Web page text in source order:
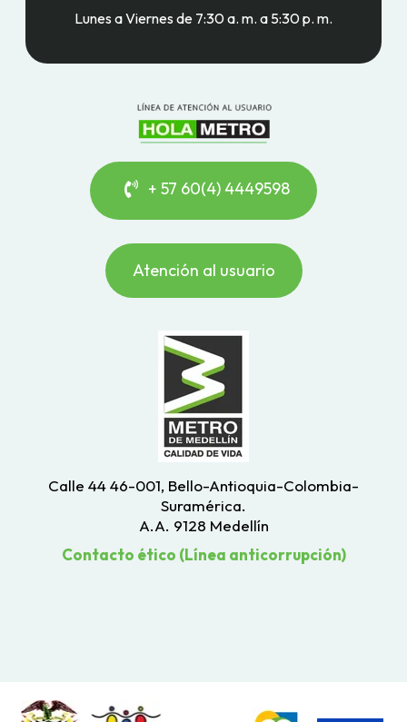
Lunes a Viernes de 7:30 a. m. a 5:30 p. m.
+ 57 60(4) 4449598
Atención al usuario
Calle 44 46-001, Bello-Antioquia-Colombia-
Suramérica.
A.A. 9128 Medellín
Contacto ético (Línea anticorrupción)